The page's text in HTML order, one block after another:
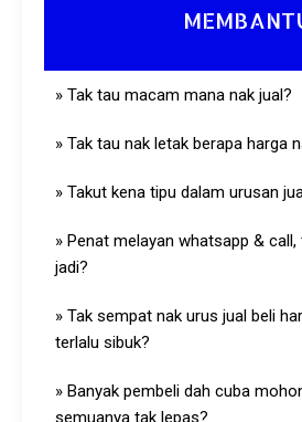
» Tak tau macam mana nak jual?
» Tak tau nak letak berapa harga
» Takut kena tipu dalam urusan
» Penat melayan whatsapp &
jadi?
» Tak sempat nak urus jual beli
terlalu sibuk?
» Banyak pembeli dah cuba
semuanya tak lepas?